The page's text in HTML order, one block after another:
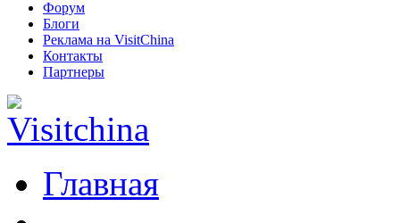
Форум
Блоги
Реклама на VisitChina
Контакты
Партнеры
Главная